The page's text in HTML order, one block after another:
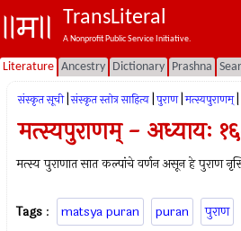
TransLiteral
A Nonprofit Public Service Initiative.
Literature Ancestry Dictionary Prashna
संस्कृत सूची संस्कृत स्तोत्र साहित्य पुराण मत्स्यपुराणम्‌
मत्स्यपुराणम् - अध्यायः
मत्स्य पुराणात सात कल्पांचे वर्णन असून हे पुराण
Tags : matsya puran puran पुराण